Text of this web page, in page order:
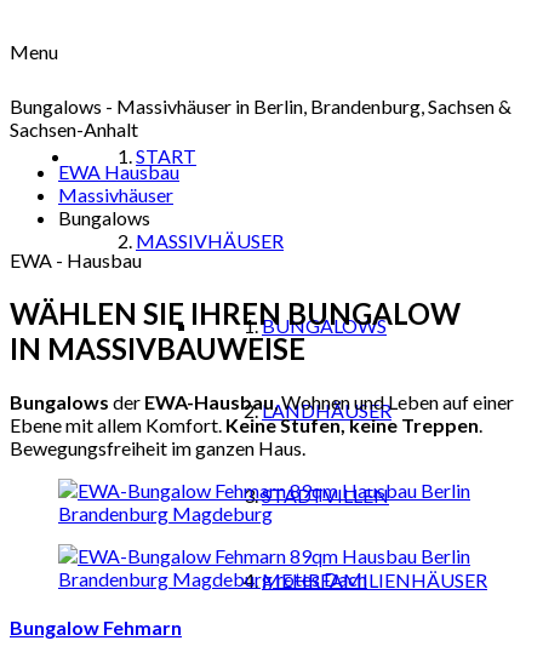
Menu
START
MASSIVHÄUSER
BUNGALOWS
LANDHÄUSER
STADTVILLEN
MEHRFAMILIENHÄUSER
Bungalows - Massivhäuser in Berlin, Brandenburg, Sachsen &
Sachsen-Anhalt
EWA Hausbau
Massivhäuser
Bungalows
EWA - Hausbau
WÄHLEN SIE IHREN BUNGALOW
IN MASSIVBAUWEISE
Bungalows der EWA-Hausbau, Wohnen und Leben auf einer
Ebene mit allem Komfort. Keine Stufen, keine Treppen.
Bewegungsfreiheit im ganzen Haus.
Bungalow Fehmarn